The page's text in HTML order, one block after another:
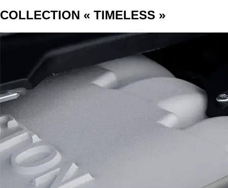
COLLECTION « TIMELESS »